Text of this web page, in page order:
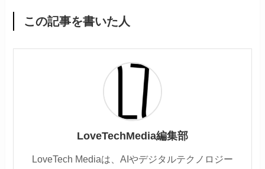
この記事を書いた人
LoveTechMedia編集部
LoveTech Mediaは、AIやデジタルテクノロジー